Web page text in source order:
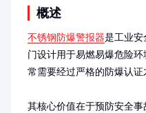
概述
不锈钢防爆警报器是工业安
门设计用于易燃易爆危险
常需要经过严格的防爆认证
其核心价值在于预防安全